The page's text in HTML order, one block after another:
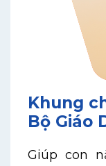
Khung
Bộ Giáo
Giúp con